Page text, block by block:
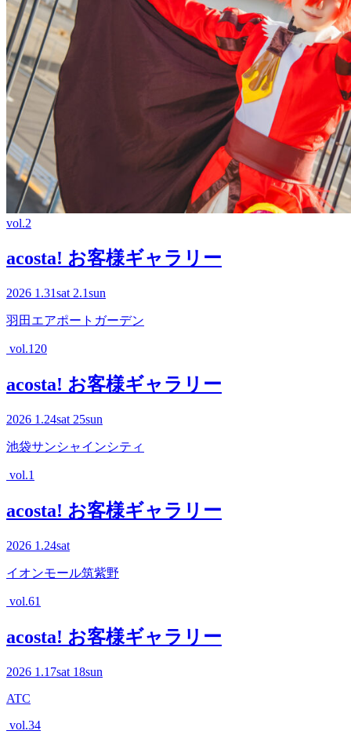
vol.2
acosta! お客様ギャラリー
2026 1.31sat 2.1sun
羽田エアポートガーデン
vol.120
acosta! お客様ギャラリー
2026 1.24sat 25sun
池袋サンシャインシティ
vol.1
acosta! お客様ギャラリー
2026 1.24sat
イオンモール筑紫野
vol.61
acosta! お客様ギャラリー
2026 1.17sat 18sun
ATC
vol.34